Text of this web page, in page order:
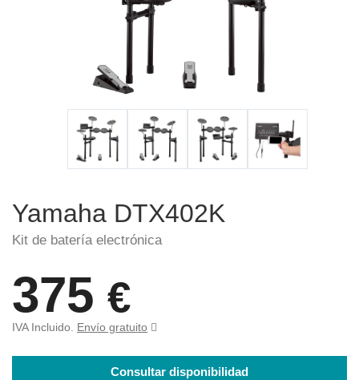
Yamaha DTX402K
Kit de batería electrónica
375 €
IVA Incluido. Envío gratuito
Consultar disponibilidad